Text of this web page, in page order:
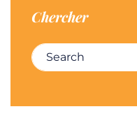
Chercher
Search for: